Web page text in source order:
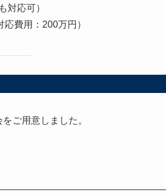
対応可）
応費用：200万円）
ご用意しました。